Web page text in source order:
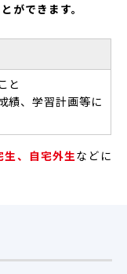
ができます。
と
績、学習計画等に
生、自宅外生などに